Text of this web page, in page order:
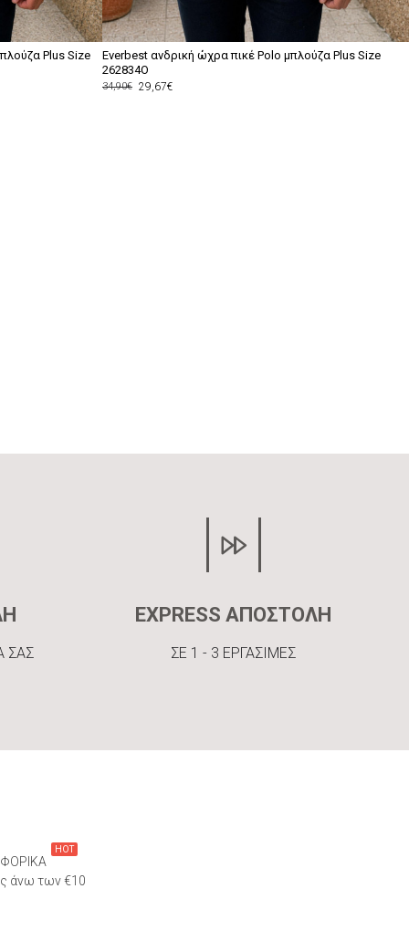
Plus Size
Everbest ανδρική ώχρα πικέ Polo μπλούζα Plus Size
262834O
29,67€
34,90€
ΣΑΣ
EXPRESS ΑΠΟΣΤΟΛΗ
ΣΕ 1 - 3 ΕΡΓΑΣΙΜΕΣ
HOT
άνω των €10